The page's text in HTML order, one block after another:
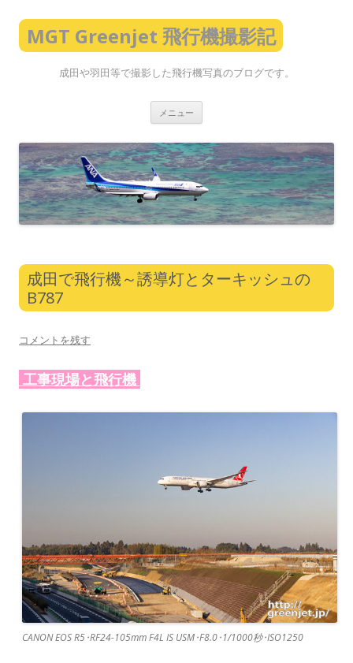
MGT Greenjet 飛行機撮影記
成田や羽田等で撮影した飛行機写真のブログです。
メニュー
ン
ツ
へ
ス
キ
ッ
プ
成田で飛行機～誘導灯とターキッシュの
B787
コメントを残す
工事現場と飛行機
CANON EOS R5･RF24-105mm F4L IS USM･F8.0･1/1000秒･ISO1250